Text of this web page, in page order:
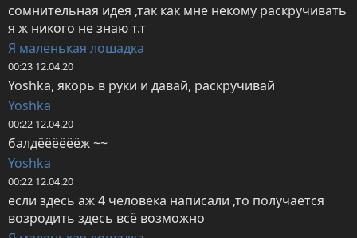
сомнительная идея ,так как мне некому раскручивать
я ж никого не знаю т.т
Я маленькая лошадка
00:23 12.04.20
Yoshka, якорь в руки и давай, раскручивай
Yoshka
00:22 12.04.20
балдёёёёёёж ~~
Yoshka
00:22 12.04.20
если здесь аж 4 человека написали ,то получается
возродить здесь всё возможно